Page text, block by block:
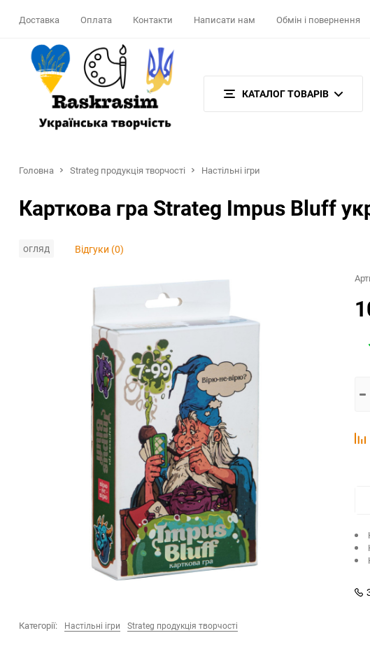
Доставка Оплата Контакти Написати нам Обмін і повернення
КАТАЛОГ ТОВАРІВ
Головна Strateg продукція творчості Настільні ігри
Карткова гра Strateg Impus Bluff
огляд Відгуки (0)
Категорії: Настільні ігри Strateg продукція творчості